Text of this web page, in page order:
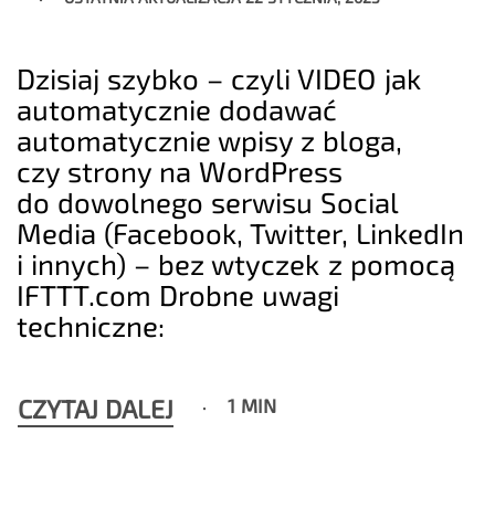
Dzisiaj szybko – czyli VIDEO jak
automatycznie dodawać
automatycznie wpisy z bloga,
czy strony na WordPress
do dowolnego serwisu Social
Media (Facebook, Twitter, LinkedIn
i innych) – bez wtyczek z pomocą
IFTTT.com Drobne uwagi
techniczne:
CZYTAJ DALEJ 1 MIN